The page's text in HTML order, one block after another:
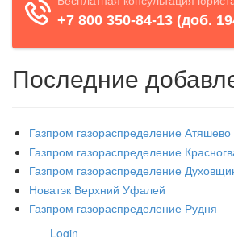
Последние
Газпром газораспределение Атяшево
Газпром газораспределение
Газпром газораспределение
Новатэк Верхний Уфалей
Газпром газораспределение Рудня
Login